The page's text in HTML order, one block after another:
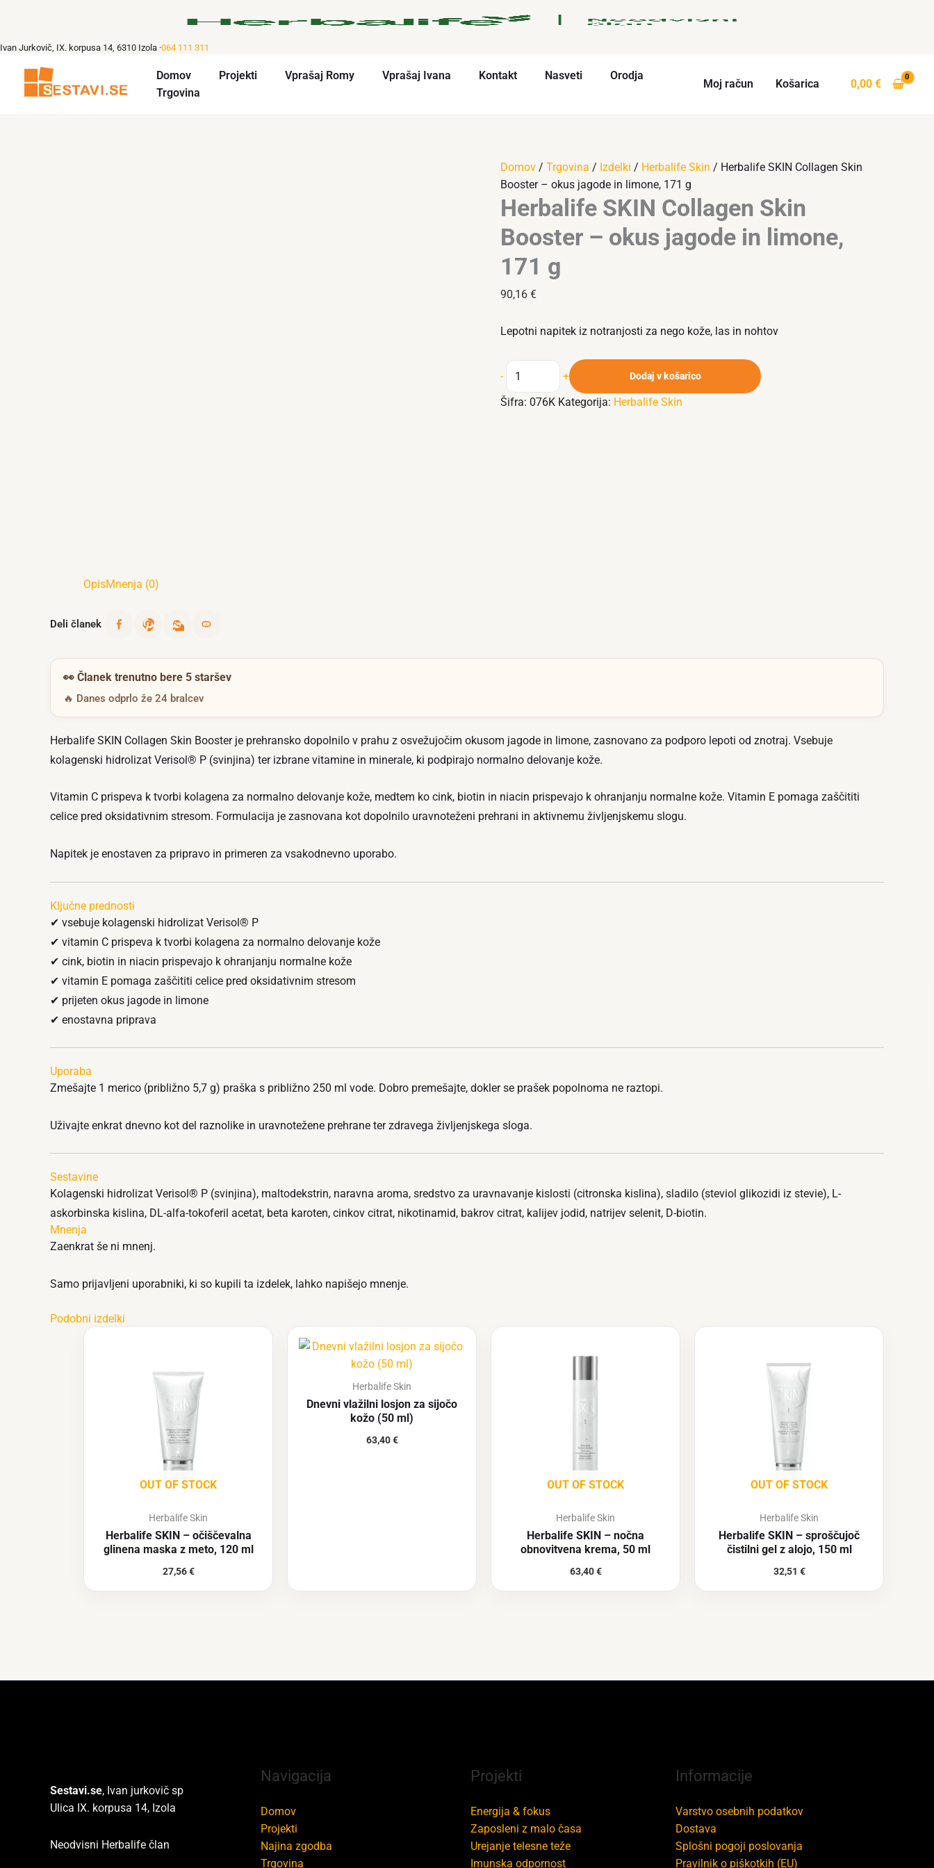
Ivan Jurkovič, IX. korpusa 14, 6310 Izola ·064 111 311
content
Domov Projekti Vprašaj Romy Vprašaj Ivana Kontakt Nasveti
Orodja
Trgovina
Moj račun Košarica 0,00 €
Domov / Trgovina / Izdelki / Herbalife Skin / Herbalife SKIN Collagen Skin
Booster – okus jagode in limone, 171 g
Herbalife SKIN Collagen Skin
Booster – okus jagode in limone,
171 g
90,16 €
Lepotni napitek iz notranjosti za nego kože, las in nohtov
-
SKIN
okus
jagode
in
limone,
171
količina
+ Dodaj v košarico
Šifra: 076K Kategorija: Herbalife Skin
OpisMnenja (0)
Deli članek
👀 Članek trenutno bere 5 staršev
🔥 Danes odprlo že 24 bralcev
Herbalife SKIN Collagen Skin Booster je prehransko dopolnilo v prahu z osvežujočim okusom jagode in limone, zasnovano za podporo lepoti od znotraj. Vsebuje
kolagenski hidrolizat Verisol® P (svinjina) ter izbrane vitamine in minerale, ki podpirajo normalno delovanje kože.
Vitamin C prispeva k tvorbi kolagena za normalno delovanje kože, medtem ko cink, biotin in niacin prispevajo k ohranjanju normalne kože. Vitamin E pomaga zaščititi
celice pred oksidativnim stresom. Formulacija je zasnovana kot dopolnilo uravnoteženi prehrani in aktivnemu življenjskemu slogu.
Napitek je enostaven za pripravo in primeren za vsakodnevno uporabo.
Ključne prednosti
✔ vsebuje kolagenski hidrolizat Verisol® P
✔ vitamin C prispeva k tvorbi kolagena za normalno delovanje kože
✔ cink, biotin in niacin prispevajo k ohranjanju normalne kože
✔ vitamin E pomaga zaščititi celice pred oksidativnim stresom
✔ prijeten okus jagode in limone
✔ enostavna priprava
Uporaba
Zmešajte 1 merico (približno 5,7 g) praška s približno 250 ml vode. Dobro premešajte, dokler se prašek popolnoma ne raztopi.
Uživajte enkrat dnevno kot del raznolike in uravnotežene prehrane ter zdravega življenjskega sloga.
Sestavine
Kolagenski hidrolizat Verisol® P (svinjina), maltodekstrin, naravna aroma, sredstvo za uravnavanje kislosti (citronska kislina), sladilo (steviol glikozidi iz stevie), L-
askorbinska kislina, DL-alfa-tokoferil acetat, beta karoten, cinkov citrat, nikotinamid, bakrov citrat, kalijev jodid, natrijev selenit, D-biotin.
Mnenja
Zaenkrat še ni mnenj.
Samo prijavljeni uporabniki, ki so kupili ta izdelek, lahko napišejo mnenje.
Podobni izdelki
OUT OF STOCK
Herbalife Skin
Herbalife SKIN – očiščevalna
glinena maska z meto, 120 ml
27,56€
Herbalife Skin
Dnevni vlažilni losjon za sijočo
kožo (50 ml)
63,40€
OUT OF STOCK
Herbalife Skin
Herbalife SKIN – nočna
obnovitvena krema, 50 ml
63,40€
OUT OF STOCK
Herbalife Skin
Herbalife SKIN – sproščujoč
čistilni gel z alojo, 150 ml
32,51 €
Sestavi.se, Ivan jurkovič sp
Ulica IX. korpusa 14, Izola
Neodvisni Herbalife član
Navigacija
Domov
Projekti
Najina zgodba
Trgovina
Projekti
Energija & fokus
Zaposleni z malo časa
Urejanje telesne teže
Imunska odpornost
Informacije
Varstvo osebnih podatkov
Dostava
Splošni pogoji poslovanja
Pravilnik o piškotkih (EU)